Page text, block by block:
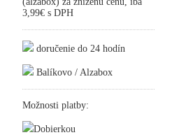
3,99€ s DPH
doručenie do 24 hodín
Balíkovo / Alzabox
Možnosti platby:
Dobierkou